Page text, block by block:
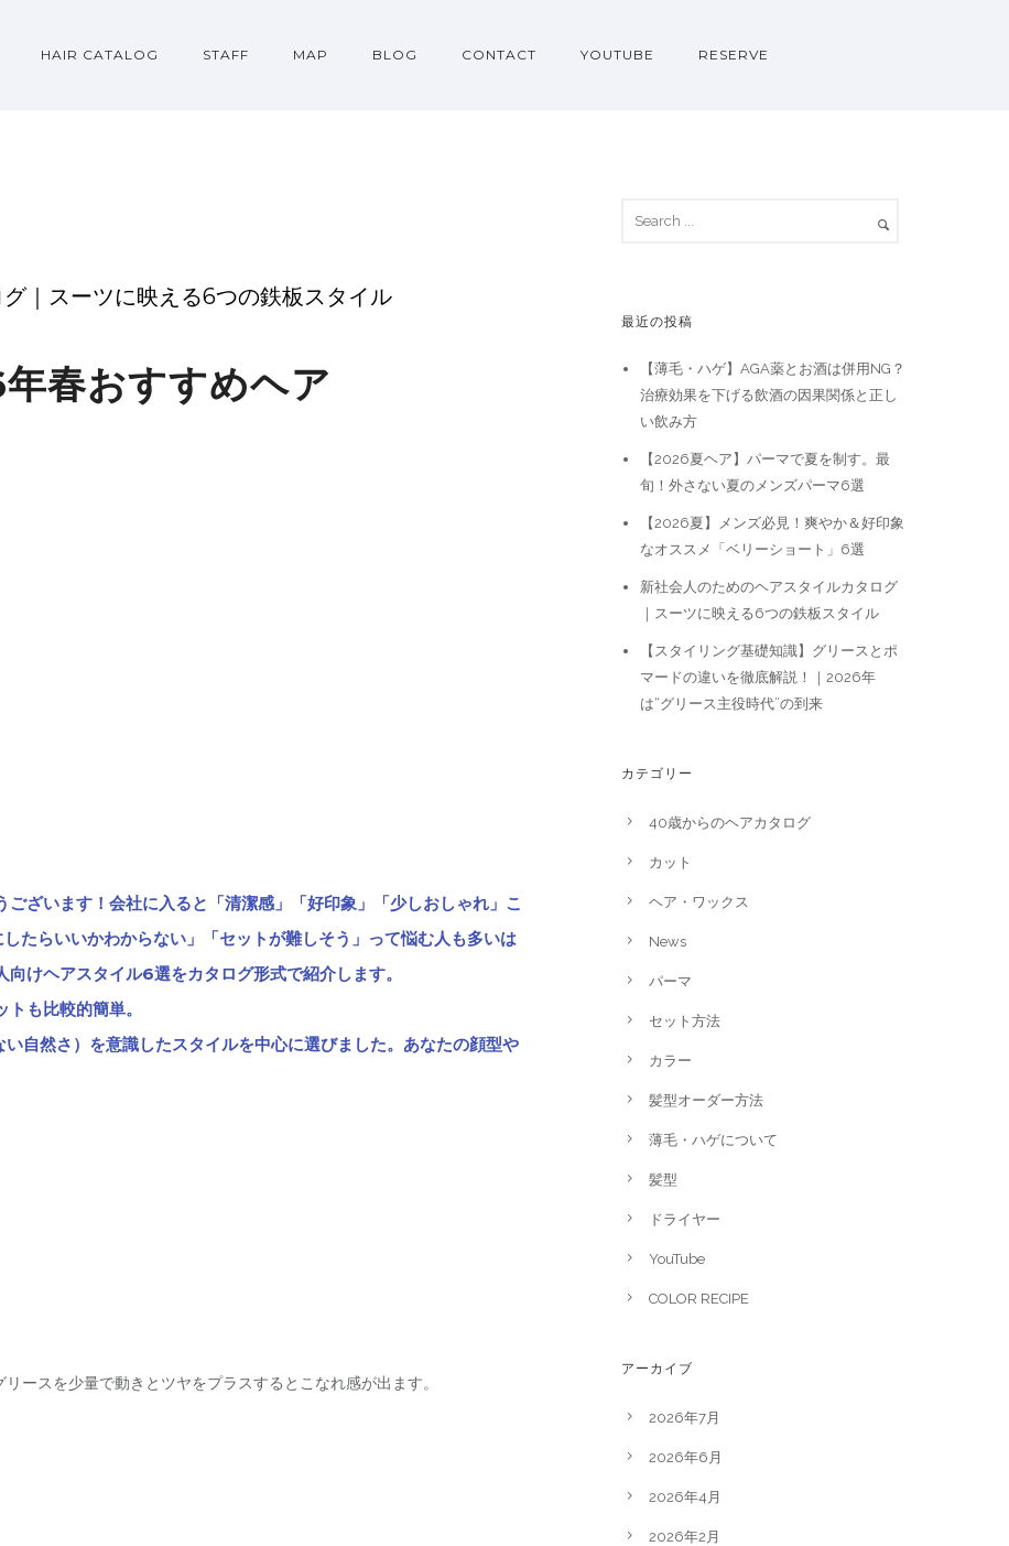
HAIR CATALOG STAFF MAP BLOG CONTACT YOUTUBE RESERVE
｜スーツに映える6つの鉄板スタイル
春おすすめヘア
ざいます！会社に入ると「清潔感」「好印象」「少しおしゃれ」こ
たらいいかわからない」「セットが難しそう」って悩む人も多いは
けヘアスタイル6選をカタログ形式で紹介します。
も比較的簡単。
自然さ）を意識したスタイルを中心に選びました。あなたの顔型や
ースを少量で動きとツヤをプラスするとこなれ感が出ます。
最近の投稿
【薄毛・ハゲ】AGA薬とお酒は併用NG？
治療効果を下げる飲酒の因果関係と正し
い飲み方
【2026夏ヘア】パーマで夏を制す。最
旬！外さない夏のメンズパーマ6選
【2026夏】メンズ必見！爽やか＆好印象
なオススメ「ベリーショート」6選
新社会人のためのヘアスタイルカタログ
｜スーツに映える6つの鉄板スタイル
【スタイリング基礎知識】グリースとポ
マードの違いを徹底解説！｜2026年
は“グリース主役時代”の到来
カテゴリー
40歳からのヘアカタログ
カット
ヘア・ワックス
News
パーマ
セット方法
カラー
髪型オーダー方法
薄毛・ハゲについて
髪型
ドライヤー
YouTube
COLOR RECIPE
アーカイブ
2026年7月
2026年6月
2026年4月
2026年2月